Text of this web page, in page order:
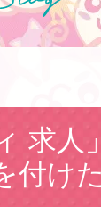
求
付け